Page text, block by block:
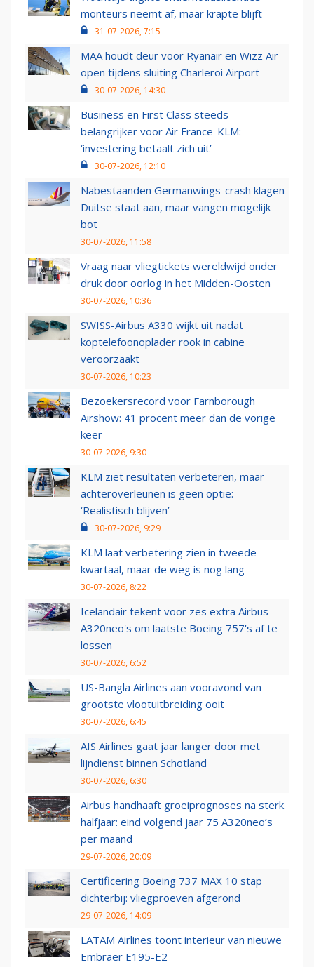
monteurs neemt af, maar krapte blijft
31-07-2026, 7:15
MAA houdt deur voor Ryanair en Wizz Air
open tijdens sluiting Charleroi Airport
30-07-2026, 14:30
Business en First Class steeds
belangrijker voor Air France-KLM:
‘investering betaalt zich uit’
30-07-2026, 12:10
Nabestaanden Germanwings-crash klagen
Duitse staat aan, maar vangen mogelijk
bot
30-07-2026, 11:58
Vraag naar vliegtickets wereldwijd onder
druk door oorlog in het Midden-Oosten
30-07-2026, 10:36
SWISS-Airbus A330 wijkt uit nadat
koptelefoonoplader rook in cabine
veroorzaakt
30-07-2026, 10:23
Bezoekersrecord voor Farnborough
Airshow: 41 procent meer dan de vorige
keer
30-07-2026, 9:30
KLM ziet resultaten verbeteren, maar
achteroverleunen is geen optie:
‘Realistisch blijven’
30-07-2026, 9:29
KLM laat verbetering zien in tweede
kwartaal, maar de weg is nog lang
30-07-2026, 8:22
Icelandair tekent voor zes extra Airbus
A320neo's om laatste Boeing 757's af te
lossen
30-07-2026, 6:52
US-Bangla Airlines aan vooravond van
grootste vlootuitbreiding ooit
30-07-2026, 6:45
AIS Airlines gaat jaar langer door met
lijndienst binnen Schotland
30-07-2026, 6:30
Airbus handhaaft groeiprognoses na sterk
halfjaar: eind volgend jaar 75 A320neo’s
per maand
29-07-2026, 20:09
Certificering Boeing 737 MAX 10 stap
dichterbij: vliegproeven afgerond
29-07-2026, 14:09
LATAM Airlines toont interieur van nieuwe
Embraer E195-E2